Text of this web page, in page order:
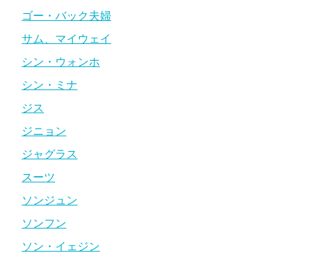
ゴー・バック夫婦
サム、マイウェイ
シン・ウォンホ
シン・ミナ
ジス
ジニョン
ジャグラス
スーツ
ソンジュン
ソンフン
ソン・イェジン